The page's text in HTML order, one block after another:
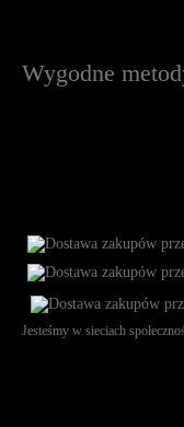
Wygodne
Jesteśmy w sieciach